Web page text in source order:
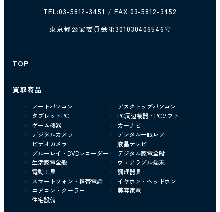
TEL:03-5812-3451 / FAX:03-5812-3452
東京都公安委員会第301030406546号
TOP
買取商品
ノートパソコン
デスクトップパソコン
タブレットPC
PC周辺機器・PCソフト
ゲーム機器
カーナビ
デジタルカメラ
デジタル一眼レフ
ビデオカメラ
液晶テレビ
ブルーレイ・DVDレコーダー
デジタル家電全般
生活家電全般
ウェアラブル端末
電動工具
調理器具
スマートフォン・携帯電話
イヤホン・ヘッドホン
エアコン・クーラー
美容家電
住宅設備